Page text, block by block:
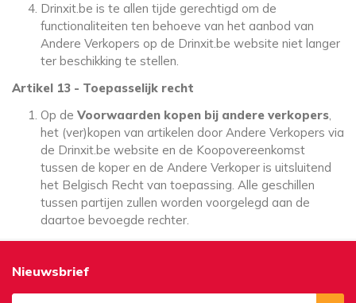
Drinxit.be is te allen tijde gerechtigd om de
functionaliteiten ten behoeve van het aanbod van
Andere Verkopers op de Drinxit.be website niet langer
ter beschikking te stellen.
Artikel 13 - Toepasselijk recht
Op de Voorwaarden kopen bij andere verkopers,
het (ver)kopen van artikelen door Andere Verkopers via
de Drinxit.be website en de Koopovereenkomst
tussen de koper en de Andere Verkoper is uitsluitend
het Belgisch Recht van toepassing. Alle geschillen
tussen partijen zullen worden voorgelegd aan de
daartoe bevoegde rechter.
Nieuwsbrief